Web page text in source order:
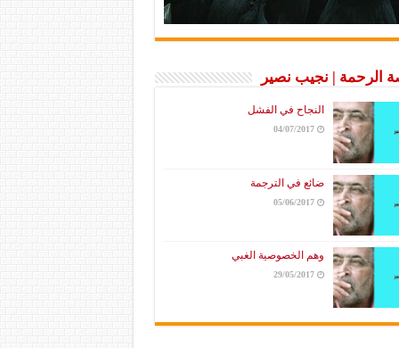
الرحمة | نجيب نصير
النجاح في الفشل
04/07/2017
ضائع في الترجمة
05/06/2017
وهم الخصوصية الغبي
29/05/2017